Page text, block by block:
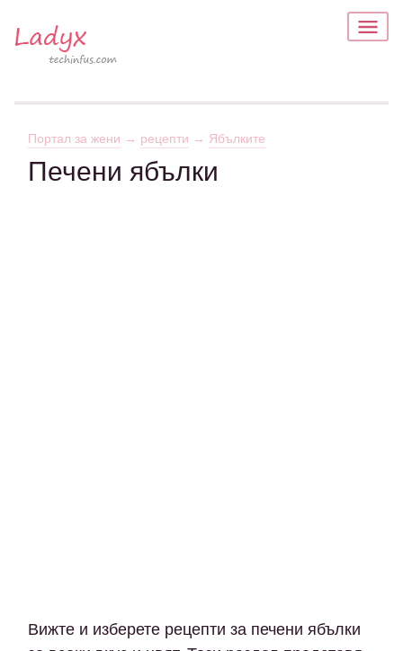
Портал за жени → рецепти → Ябълките
Печени ябълки
Вижте и изберете рецепти за печени ябълки